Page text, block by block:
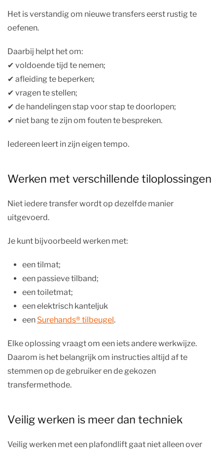
Het is verstandig om nieuwe transfers eerst rustig te
oefenen.
Daarbij helpt het om:
✔︎ voldoende tijd te nemen;
✔︎ afleiding te beperken;
✔︎ vragen te stellen;
✔︎ de handelingen stap voor stap te doorlopen;
✔︎ niet bang te zijn om fouten te bespreken.
Iedereen leert in zijn eigen tempo.
Werken met verschillende tiloplossingen
Niet iedere transfer wordt op dezelfde manier
uitgevoerd.
Je kunt bijvoorbeeld werken met:
een tilmat;
een passieve tilband;
een toiletmat;
een elektrisch kanteljuk
een Surehands® tilbeugel.
Elke oplossing vraagt om een iets andere werkwijze.
Daarom is het belangrijk om instructies altijd af te
stemmen op de gebruiker en de gekozen
transfermethode.
Veilig werken is meer dan techniek
Veilig werken met een plafondlift gaat niet alleen over